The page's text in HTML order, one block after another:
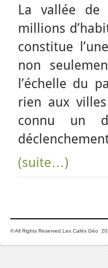
La vallée de
millions
constitue
non
l’échelle du
rien aux
connu un
(suite…)
© All Rights Reserved Les Cafés Géo